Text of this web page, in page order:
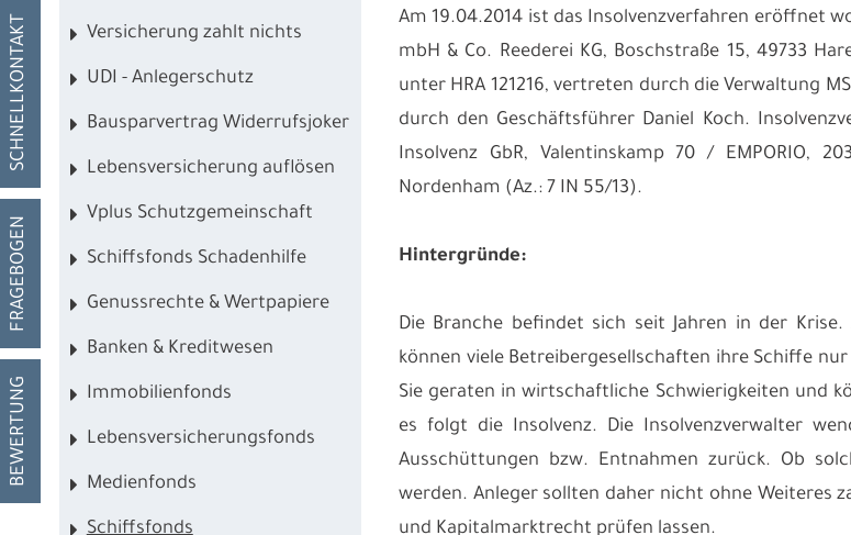
SCHNELLKONTAKT
FRAGEBOGEN
BEWERTUNG
Versicherung zahlt nichts
UDI - Anlegerschutz
Bausparvertrag Widerrufsjoker
Lebensversicherung auflösen
Vplus Schutzgemeinschaft
Schiffsfonds Schadenhilfe
Genussrechte & Wertpapiere
Banken & Kreditwesen
Immobilienfonds
Lebensversicherungsfonds
Medienfonds
Schiffsfonds
Am 19.04.2014 ist das Insolvenzverfahren eröffnet
mbH & Co. Reederei KG, Boschstraße 15, 49733
unter HRA 121216, vertreten durch die Verwaltung
durch den Geschäftsführer Daniel Koch.
Insolvenz GbR, Valentinskamp 70 / EMPORIO,
Nordenham (Az.: 7 IN 55/13).
Hintergründe:
Die Branche befindet sich seit Jahren in der
können viele Betreibergesellschaften ihre Schiffe
Sie geraten in wirtschaftliche Schwierigkeiten und
es folgt die Insolvenz. Die Insolvenzverwalter
Ausschüttungen bzw. Entnahmen zurück. Ob
werden. Anleger sollten daher nicht ohne Weiteres
und Kapitalmarktrecht prüfen lassen.